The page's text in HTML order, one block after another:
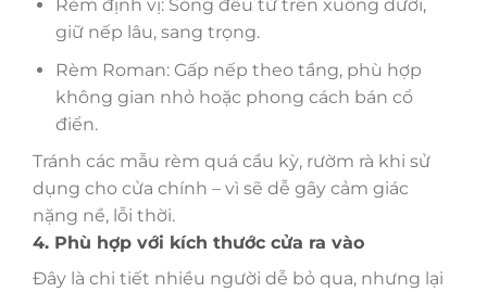
Rèm định vị: Sóng đều từ trên xuống dưới,
giữ nếp lâu, sang trọng.
Rèm Roman: Gấp nếp theo tầng, phù hợp
không gian nhỏ hoặc phong cách bán cổ
điển.
Tránh các mẫu rèm quá cầu kỳ, rườm rà khi sử
dụng cho cửa chính – vì sẽ dễ gây cảm giác
nặng nề, lỗi thời.
4. Phù hợp với kích thước cửa ra vào
Đây là chi tiết nhiều người dễ bỏ qua, nhưng lại